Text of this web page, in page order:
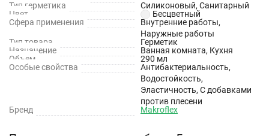
Водонепроницаемый
Содержит фунгицидные (противогрибковые) добавки,
предотвращает образование плесени
Высокая адгезия к кафелю, акрилу, фарфору
Низкая усадка при высыхании
Устойчив к большинству чистящих и моющих средств
Тип герметика
Силиконовый, Санитарный
Цвет
Бесцветный
Сфера применения
Внутренние работы,
Наружные работы
Тип товара
Герметик
Назначение
Ванная комната, Кухня
Объем
290 мл
Особые свойства
Антибактериальность,
Водостойкость,
Эластичность, С добавками
против плесени
Бренд
Makroflex